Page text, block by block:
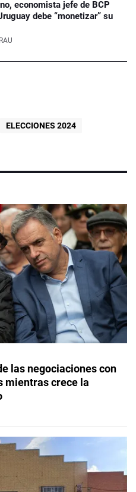
economista jefe de BCP
debe “monetizar” su
ELECCIONES 2024
las negociaciones con
mientras crece la